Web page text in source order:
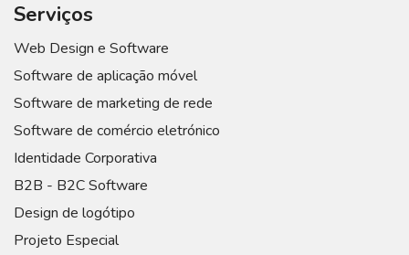
Serviços
Web Design e Software
Software de aplicação móvel
Software de marketing de rede
Software de comércio eletrónico
Identidade Corporativa
B2B - B2C Software
Design de logótipo
Projeto Especial